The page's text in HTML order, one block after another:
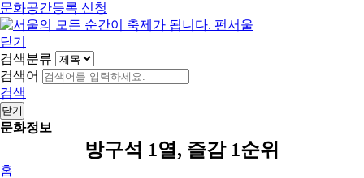
문화공간등록 신청
닫기
검색분류
검색어
검색
닫기
문화정보
방구석 1열, 즐감 1순위
홈